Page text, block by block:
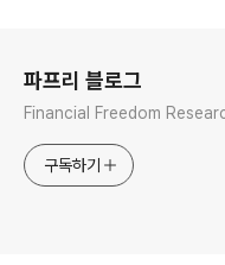
파프리 블로그
Financial Freedom
구독하기